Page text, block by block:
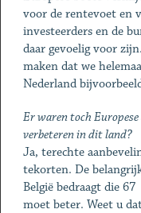
voor de rentevoet en
investeerders en de
daar gevoelig voor
maken dat we
Nederland
Er waren toch
verbeteren in dit land?
Ja, terechte
tekorten. De
België bedraagt die
moet beter. Weet u